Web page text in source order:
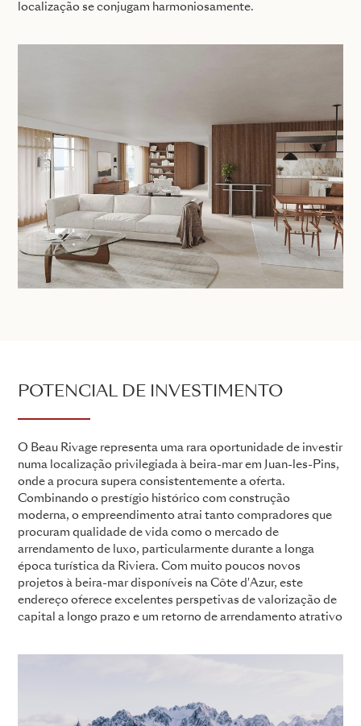
localização se conjugam harmoniosamente.
POTENCIAL DE INVESTIMENTO
O Beau Rivage representa uma rara oportunidade de investir
numa localização privilegiada à beira-mar em Juan-les-Pins,
onde a procura supera consistentemente a oferta.
Combinando o prestígio histórico com construção
moderna, o empreendimento atrai tanto compradores que
procuram qualidade de vida como o mercado de
arrendamento de luxo, particularmente durante a longa
época turística da Riviera. Com muito poucos novos
projetos à beira-mar disponíveis na Côte d'Azur, este
endereço oferece excelentes perspetivas de valorização de
capital a longo prazo e um retorno de arrendamento atrativo